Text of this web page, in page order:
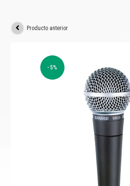
-5%
Producto anterior